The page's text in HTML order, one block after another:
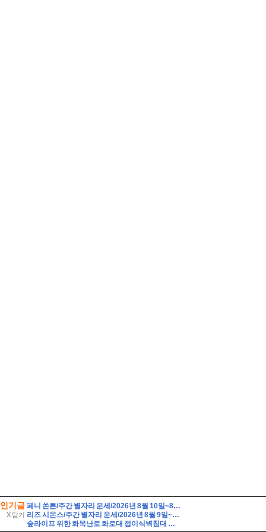
인기글
X 닫기
페니 쏜튼/주간 별자리 운세/2026년 8월 10일~8월 16일/쌍둥이·게·사자·처녀자리
리즈 시몬스/주간 별자리 운세/2026년 8월 9일~8월 15일/물병·물고기·양·황소자리
숲라이프 위한 화목난로 화로대 접이식벽침대 캠핑감성 5평 소형 목조주택 짓기